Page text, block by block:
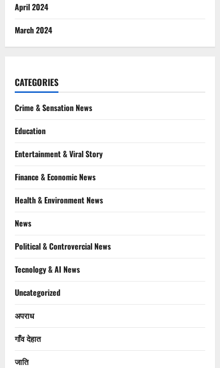
April 2024
March 2024
CATEGORIES
Crime & Sensation News
Education
Entertainment & Viral Story
Finance & Economic News
Health & Environment News
News
Political & Controvercial News
Tecnology & AI News
Uncategorized
अपराध
गाँव देहात
जाति